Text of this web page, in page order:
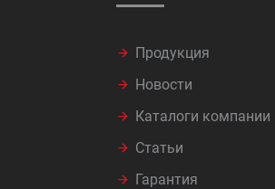
Продукция
Новости
Каталоги компании
Статьи
Гарантия